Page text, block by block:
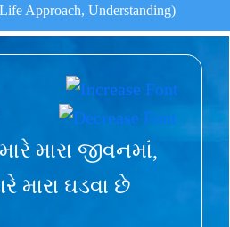
Approach, Understanding)
મારા જીવનમાં,
મારા ઘડવા છે